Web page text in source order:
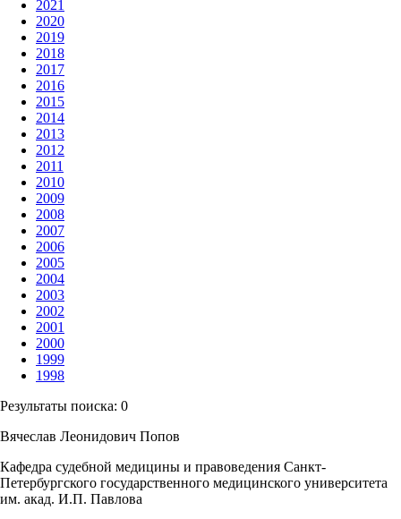
2021
2020
2019
2018
2017
2016
2015
2014
2013
2012
2011
2010
2009
2008
2007
2006
2005
2004
2003
2002
2001
2000
1999
1998
Результаты поиска: 0
Вячеслав Леонидович Попов
Кафедра судебной медицины и правоведения Санкт-
Петербургского государственного медицинского университета
им. акад. И.П. Павлова